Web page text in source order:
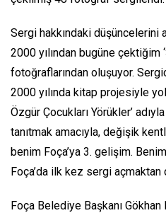
Sergi hakkındaki düşüncelerini
2000 yılından bugüne çektiğim
fotoğraflarından oluşuyor.
2000 yılında kitap projesiyle
Özgür Çocukları Yörükler’
tanıtmak amacıyla, değişik
benim Foça’ya 3. gelişim.
Foça’da ilk kez sergi açmaktan
Foça Belediye Başkanı Gökhan